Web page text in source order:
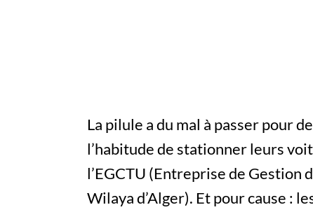
La pilule a du mal à passer pour
l’habitude de stationner leurs
l’EGCTU (Entreprise de Gestion
Wilaya d’Alger). Et pour cause :